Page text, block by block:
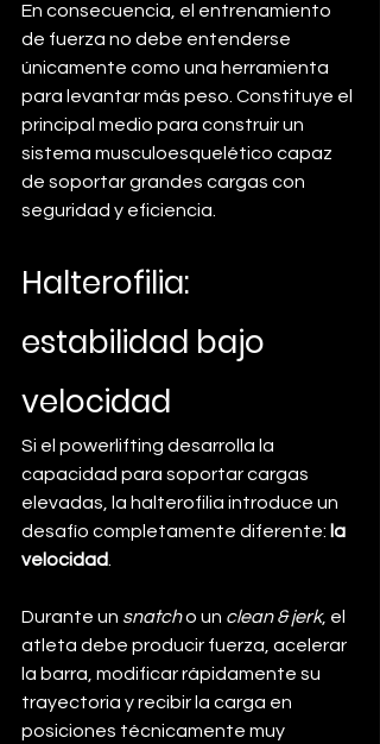
En consecuencia, el entrenamiento
de fuerza no debe entenderse
únicamente como una herramienta
para levantar más peso. Constituye el
principal medio para construir un
sistema musculoesquelético capaz
de soportar grandes cargas con
seguridad y eficiencia.
Halterofilia:
estabilidad bajo
velocidad
Si el powerlifting desarrolla la
capacidad para soportar cargas
elevadas, la halterofilia introduce un
desafío completamente diferente: la
velocidad.
Durante un snatch o un clean & jerk, el
atleta debe producir fuerza, acelerar
la barra, modificar rápidamente su
trayectoria y recibir la carga en
posiciones técnicamente muy